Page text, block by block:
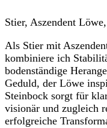
Stier, Aszendent
Als Stier mit
kombiniere ich
bodenständige
Geduld, der Löwe
Steinbock sorgt für
visionär und zugleich
erfolgreiche